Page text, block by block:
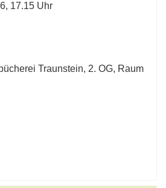
17.15 Uhr
Traunstein, 2. OG, Raum